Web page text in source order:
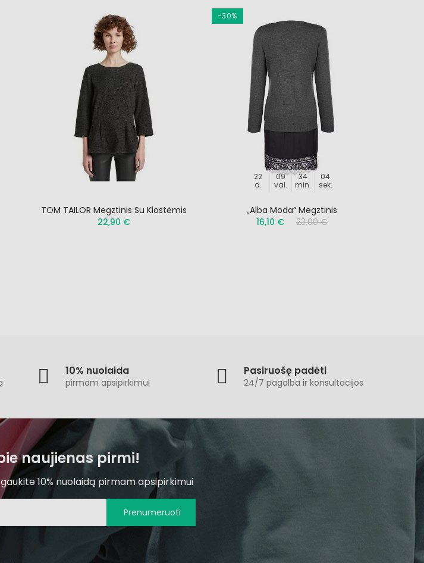
TOM TAILOR Megztinis Su Klostėmis
22,90 €
−30%
22
d.
09
val.
34
min.
03
sek.
„Alba Moda“ Megztinis
16,10 €
23,00 €
10% nuolaida
pirmam apsipirkimui
Pasiruošę padėti
24/7 pagalba ir konsultacijos
naujienas pirmi!
10% nuolaidą pirmam apsipirkimui
Prenumeruoti